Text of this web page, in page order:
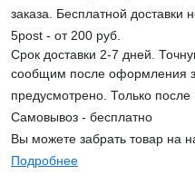
заказа. Бесплатной доставки
5post - от 200 руб.
Срок доставки 2-7 дней.
сообщим после оформления
предусмотрено. Только после
Самовывоз - бесплатно
Вы можете забрать товар на
Подробнее